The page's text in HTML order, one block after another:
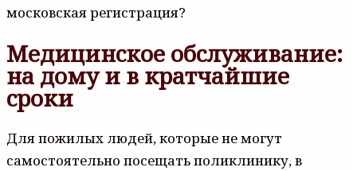
московская регистрация?
Медицинское обслуживание:
на дому и в кратчайшие
сроки
Для пожилых людей, которые не могут
самостоятельно посещать поликлинику, в